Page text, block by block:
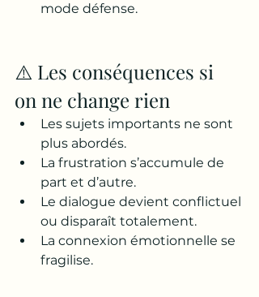
mode défense.
⚠️ Les conséquences si
on ne change rien
Les sujets importants ne sont
plus abordés.
La frustration s’accumule de
part et d’autre.
Le dialogue devient conflictuel
ou disparaît totalement.
La connexion émotionnelle se
fragilise.